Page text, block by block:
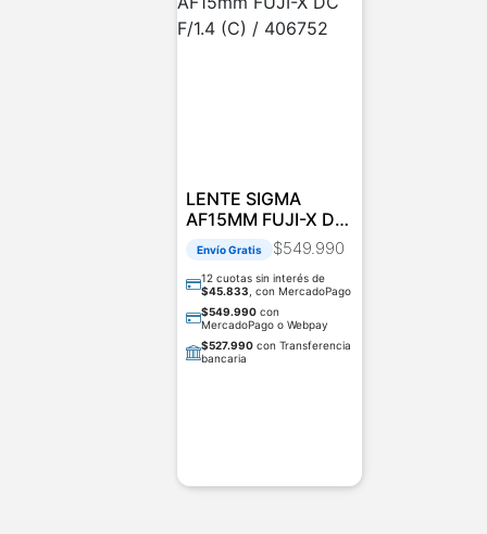
LENTE SIGMA
AF15MM FUJI-X DC
F/1.4 (C) / 406752
$549.990
Envío Gratis
12 cuotas sin interés de
$45.833 , con MercadoPago
$549.990 con
MercadoPago o Webpay
$527.990 con Transferencia
bancaria